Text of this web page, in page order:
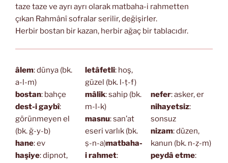
taze taze ve ayrı ayrı olarak matbaha-i rahmetten
çıkan Rahmânî sofralar serilir, değişirler.
Herbir bostan bir kazan, herbir ağaç bir tablacıdır.
âlem: dünya (bk.
a-l-m)
bostan: bahçe
dest-i gaybî:
görünmeyen el
(bk. ğ-y-b)
hane: ev
haşiye: dipnot,
letâfetli: hoş,
güzel (bk. l-ṭ-f)
mâlik: sahip (bk.
m-l-k)
masnu: san’at
eseri varlık (bk.
ṣ-n-a)matbaha-
i rahmet:
nefer: asker, er
nihayetsiz:
sonsuz
nizam: düzen,
kanun (bk. n-ẓ-m)
peydâ etme: